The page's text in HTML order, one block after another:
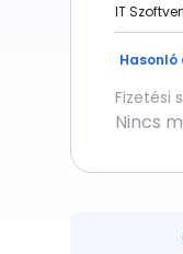
IT
Fizetési
Nincs